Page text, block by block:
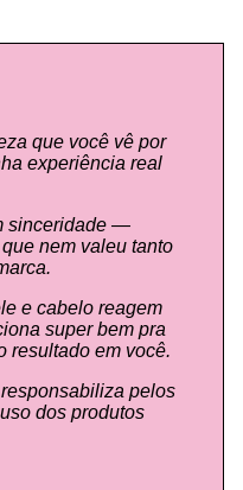
que você vê por
experiência real
sinceridade —
nem valeu tanto
e cabelo reagem
super bem pra
resultado em você.
pelos
dos produtos